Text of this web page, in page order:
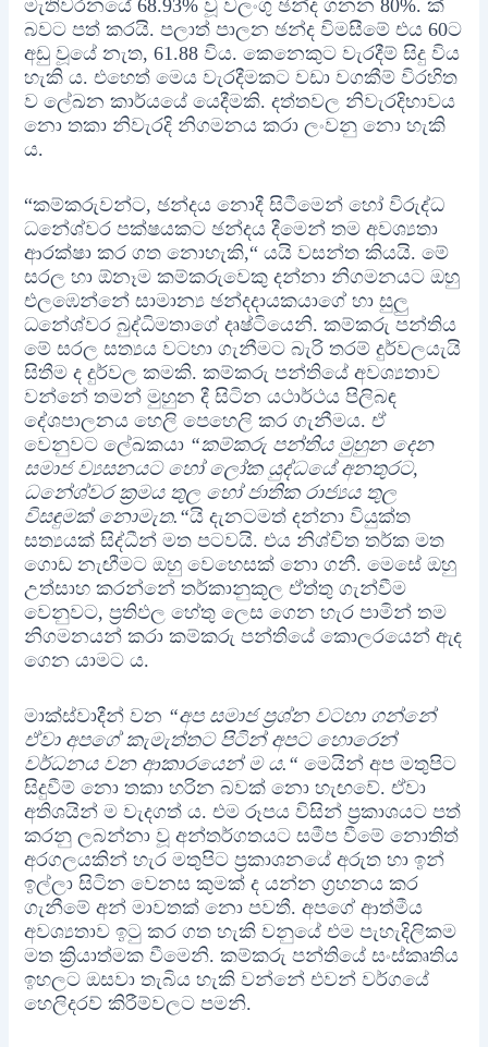
මැතිවරන‍යේ 68.93% වූ වලංගු ඡන්ද ගනන 80%.‍ ක්
බවට පත් කරයි. පලාත් පාලන ඡන්ද විමසීමේ එය 60ට
අඩු වූයේ නැත, 61.88 විය. කෙනෙකුට වැරදීම් සිදු විය
හැකි ය. එහෙත් මෙය වැරදීමකට වඩා වගකීම් විරහිත
ව ලේඛන කාර්යයේ යෙදීමකි. දත්තවල නිවැරදිභාවය
නො තකා නිවැරදි නිගමනය කරා ලංවනු නො හැකි
ය.
“කම්කරුවන්ට, ඡන්දය නොදී සිටීමෙන් හෝ විරුද්ධ
ධනේශ්වර පක්ෂයකට ඡන්දය දීමෙන් තම අවශ්‍යතා
ආරක්ෂා කර ගත නොහැකි,“ යයි වසන්ත කියයි. මේ
සරල හා ඕනෑම කම්කරුවෙකු දන්නා නිගමනයට ඔහු
එලඹෙන්නේ සාමාන්‍ය ඡන්දදායකයාගේ හා සුලු
ධනේශ්වර බුද්ධිමතාගේ දෘෂ්ටියෙනි. කම්කරු පන්තිය
මේ සරල සත්‍යය වටහා ගැනීමට බැරි තරම් දුර්වලයැයි
සිතීම ද දුර්වල කමකි. කම්කරු පන්තියේ අවශ්‍යතාව
වන්නේ තමන් මුහුන දී සිටින යථාර්ථය පිලිබඳ
දේශපාලනය හෙලි පෙහෙලි කර ගැනීමය. ඒ
වෙනුවට ලේඛකයා “කම්කරු පන්තිය මුහුන දෙන
සමාජ ව්‍යසනයට හෝ ලෝක යුද්ධයේ අනතුරට,
ධනේශ්වර ක්‍රමය තුල හෝ ජාතික රාජ්‍යය තුල
විසඳුමක් නොමැත.“යි දැනටමත් දන්නා වියුක්ත
සත්‍යයක් සිද්ධීන් මත පටවයි. එය නිශ්චිත තර්ක මත
ගොඩ නැඟීමට ඔහු වෙහෙසක් නො ගනී. මෙසේ ඔහු
උත්සාහ කරන්නේ තර්කානුකූල ඒත්තු ගැන්වීම
වෙනුවට, ප්‍රතිඵල හේතු ලෙස ගෙන හැර පාමින් තම
නිගමනයන් කරා කම්කරු පන්තියේ කොලරයෙන් ඇද
ගෙන යාමට ය.
මාක්ස්වාදීන් වන “අප සමාජ ප්‍රශ්න වටහා ගන්නේ
ඒවා අපගේ කැමැත්තට පිටින් අපට හොරෙන්
වර්ධනය වන ආකාරයෙන් ම ය.“මෙයින් අප මතුපිට
සිදුවීම් නො තකා හරින බවක් නො හැඟවේ. ඒවා
අතිශයින් ම වැදගත් ය. එම රූපය විසින් ප්‍රකාශයට පත්
කරනු ලබන්නා වූ අන්තර්ගතයට සමීප වීමේ නොතිත්
අරගලයකින් හැර මතුපිට ප්‍රකාශනයේ අරුත හා ඉන්
ඉල්ලා සිටින වෙනස කුමක් ද යන්න ග්‍රහනය කර
ගැනීමේ අන් මාවතක් නො පවතී. අපගේ ආත්මීය
අවශ්‍යතාව ඉටු කර ගත හැකි වනුයේ එම පැහැදිලිකම
මත ක්‍රියාත්මක වීමෙනි. කම්කරු පන්තියේ සංස්කෘතිය
ඉහලට ඔසවා තැබිය හැකි වන්නේ එවන් වර්ගයේ
හෙලිදරව් කිරීම්වලට පමනි.